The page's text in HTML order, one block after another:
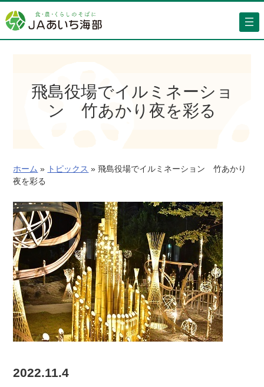
容
を
飛島役場でイルミネーショ
ン 竹あかり夜を彩る
ホーム » トピックス » 飛島役場でイルミネーション 竹あかり
夜を彩る
2022.11.4